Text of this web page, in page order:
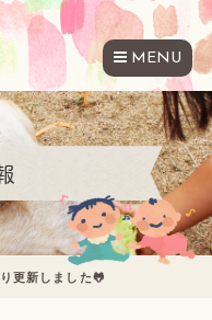
MENU
更新しました🐸